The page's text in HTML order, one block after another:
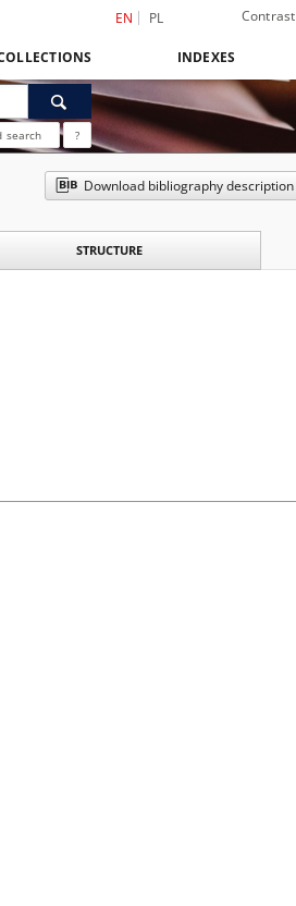
EN PL Contrast
INDEXES
search ?
Download bibliography description
STRUCTURE